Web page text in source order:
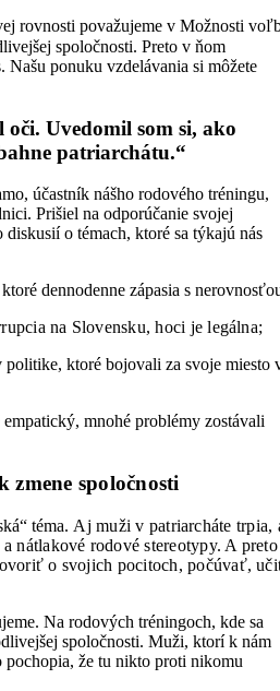
rovnosti považujeme v Možnosti
spoločnosti. Preto v ňom
Našu ponuku vzdelávania si môžete
Uvedomil som si, ako
patriarchátu.“
účastník nášho rodového tréningu,
Prišiel na odporúčanie svojej
o témach, ktoré sa týkajú nás
dennodenne zápasia s
na Slovensku, hoci je legálna;
politike, ktoré bojovali za svoje miesto
mnohé problémy zostávali
spoločnosti
téma. Aj muži v patriarcháte trpia,
nátlakové rodové stereotypy. A preto
o svojich pocitoch, počúvať,
Na rodových tréningoch, kde sa
spoločnosti. Muži, ktorí k nám
že tu nikto proti nikomu